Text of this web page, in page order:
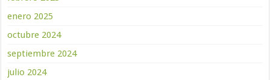
enero 2025
octubre 2024
septiembre 2024
julio 2024